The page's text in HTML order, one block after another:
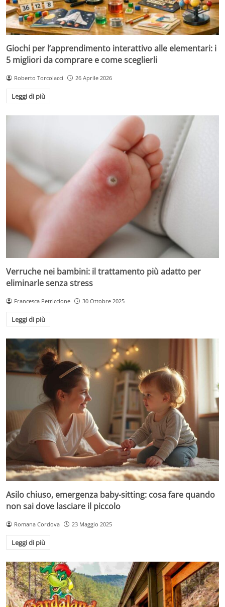
Giochi per l’apprendimento interattivo alle elementari: i
5 migliori da comprare e come sceglierli
Roberto Torcolacci 26 Aprile 2026
Leggi di più
Verruche nei bambini: il trattamento più adatto per
eliminarle senza stress
Francesca Petriccione 30 Ottobre 2025
Leggi di più
Asilo chiuso, emergenza baby-sitting: cosa fare quando
non sai dove lasciare il piccolo
Romana Cordova 23 Maggio 2025
Leggi di più